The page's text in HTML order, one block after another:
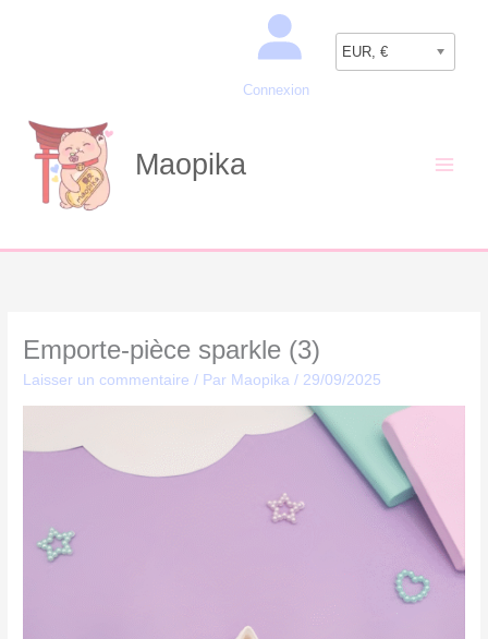
Connexion
EUR, €
Maopika
Emporte-pièce sparkle (3)
Laisser un commentaire / Par Maopika/ 29/09/2025
Recherche